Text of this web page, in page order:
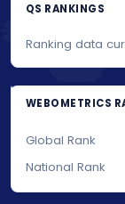
QS RANKINGS
Ranking data
WEBOMETRICS
Global Rank
National Rank